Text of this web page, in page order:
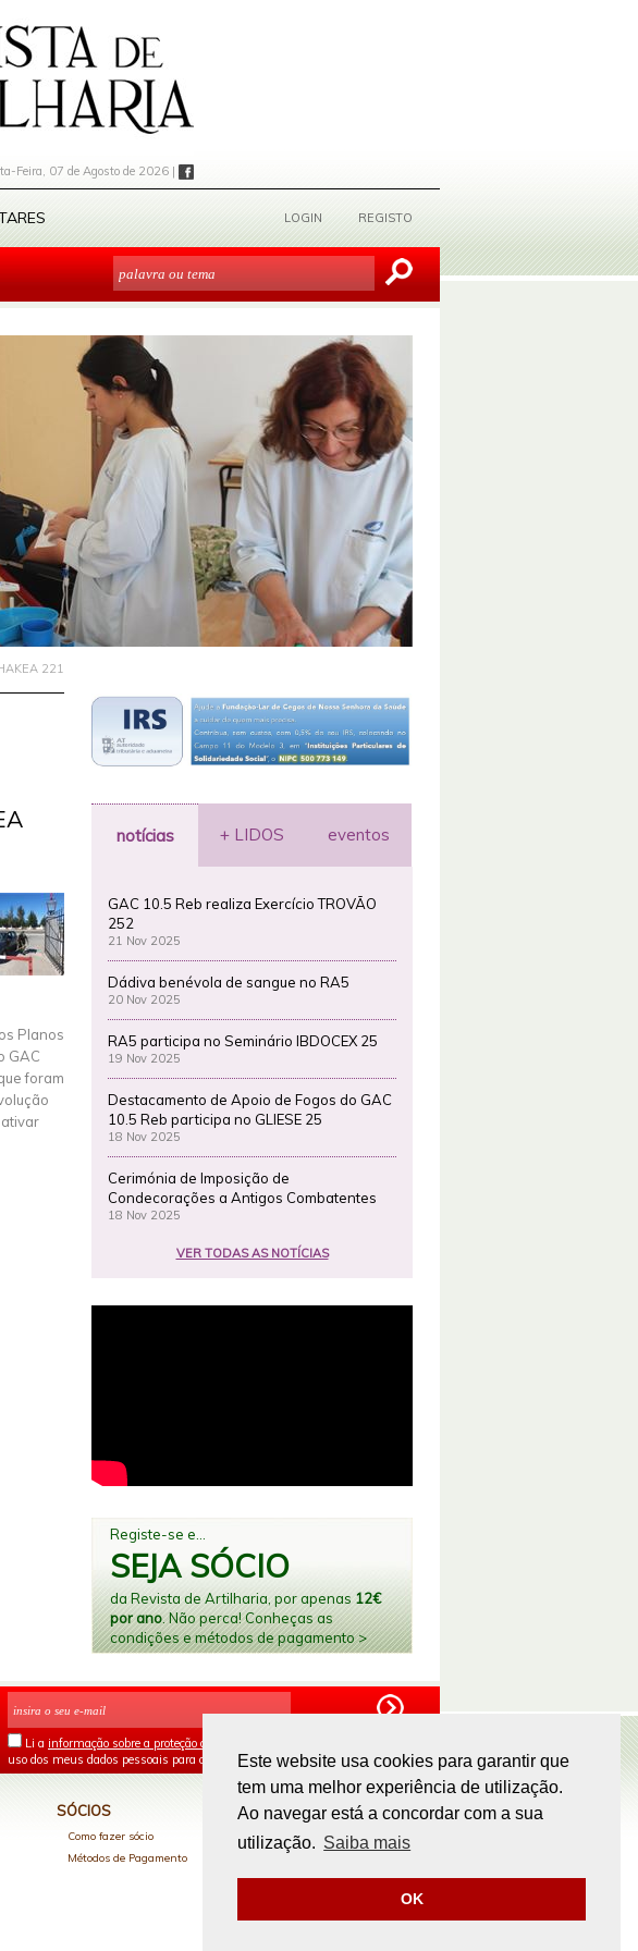
Este website usa cookies para garantir que
tem uma melhor experiência de utilização.
Ao navegar está a concordar com a sua
utilização. Saiba mais
OK
Feira, 07 de Agosto de 2026 |
LOGIN REGISTO
221
Planos
GAC
foram
notícias + LIDOS eventos
GAC 10.5 Reb realiza Exercício TROVÃO
252
21 Nov 2025
Dádiva benévola de sangue no RA5
20 Nov 2025
RA5 participa no Seminário IBDOCEX 25
19 Nov 2025
Destacamento de Apoio de Fogos do GAC
10.5 Reb participa no GLIESE 25
18 Nov 2025
Cerimónia de Imposição de
Condecorações a Antigos Combatentes
18 Nov 2025
VER TODAS AS NOTÍCIAS
Registe-se e...
SEJA SÓCIO
da Revista de Artilharia, por apenas 12€
por ano. Não perca! Conheças as
condições e métodos de pagamento >
Li a informação sobre a proteção de dados
uso dos meus dados pessoais para os fins mencionados.
SÓCIOS
Como fazer sócio
Métodos de Pagamento
PAGAMENTOS ONLINE